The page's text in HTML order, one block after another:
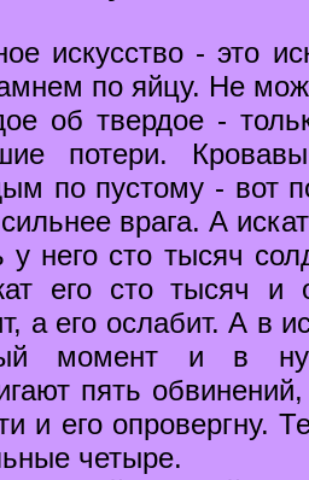
искусство - это
по яйцу. Не
об твердое -
потери.
по пустому - вот
врага. А
у него сто тысяч
его сто тысяч и
а его ослабит. А в
момент и в
пять
и его опровергну.
четыре.